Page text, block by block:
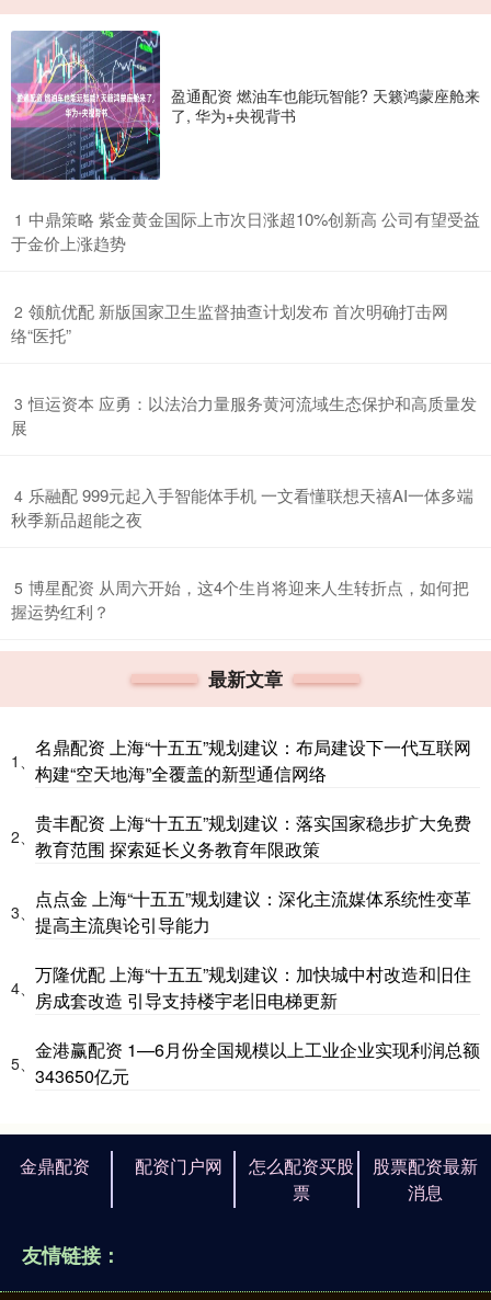
盈通配资 燃油车也能玩智能? 天籁鸿蒙座舱来
了, 华为+央视背书
1 ​中鼎策略 紫金黄金国际上市次日涨超10%创新高 公司有望受益
于金价上涨趋势
2 ​领航优配 新版国家卫生监督抽查计划发布 首次明确打击网
络“医托”
3 ​恒运资本 应勇：以法治力量服务黄河流域生态保护和高质量发
展
4 ​乐融配 999元起入手智能体手机 一文看懂联想天禧AI一体多端
秋季新品超能之夜
5 ​博星配资 从周六开始，这4个生肖将迎来人生转折点，如何把
握运势红利？
最新文章
1、
名鼎配资 上海“十五五”规划建议：布局建设下一代互联网
构建“空天地海”全覆盖的新型通信网络
2、
贵丰配资 上海“十五五”规划建议：落实国家稳步扩大免费
教育范围 探索延长义务教育年限政策
3、
点点金 上海“十五五”规划建议：深化主流媒体系统性变革
提高主流舆论引导能力
4、
万隆优配 上海“十五五”规划建议：加快城中村改造和旧住
房成套改造 引导支持楼宇老旧电梯更新
5、
金港赢配资 1—6月份全国规模以上工业企业实现利润总额
343650亿元
金鼎配资 配资门户网
怎么配资买股
票
股票配资最新
消息
友情链接：